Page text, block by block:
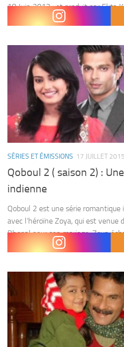
18 Juin 2013 , et produit par Ekta
Balaji Telefilms. C’est un drame
SÉRIES ET ÉMISSIONS 17 JUILLET 2015
Qoboul 2 ( saison 2) :
indienne
Qoboul 2 est une série romantique
avec l’héroïne Zoya, qui est venue
Bhopal pour son mariage. Zoya
qu’elle n’est pas convaincue...